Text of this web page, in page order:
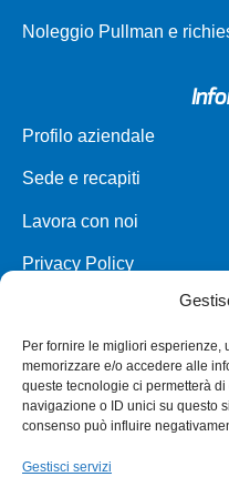
Per fornire le migliori
memorizzare e/o accedere alle
queste tecnologie ci permetterà
navigazione o ID unici su questo
consenso può influire
Gestisci servizi
Noleggio Pullman e
Profilo aziendale
Sede e recapiti
Lavora con noi
Privacy Policy
Parco veicoli a noleggio
Punti vendita
Annullamento e Rimborso